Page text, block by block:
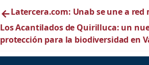
←Latercera.com: Unab se une a
Los Acantilados de Quirilluca: un
protección para la biodiversidad en